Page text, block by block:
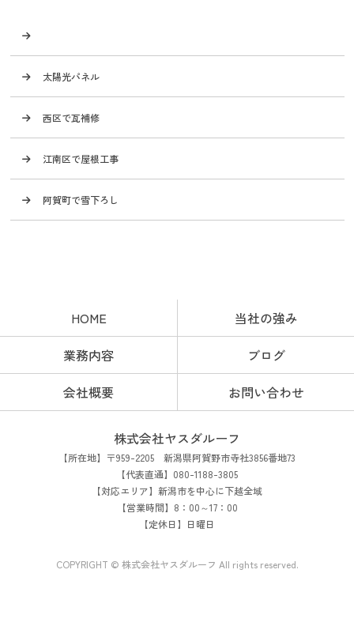
太陽光パネル
西区で瓦補修
江南区で屋根工事
阿賀町で雪下ろし
HOME
当社の強み
業務内容
ブログ
会社概要
お問い合わせ
株式会社ヤスダルーフ
【所在地】〒959-2205 新潟県阿賀野市寺社3856番地73
【代表直通】080-1188-3805
【対応エリア】新潟市を中心に下越全域
【営業時間】8：00～17：00
【定休日】日曜日
COPYRIGHT © 株式会社ヤスダルーフ All rights reserved.